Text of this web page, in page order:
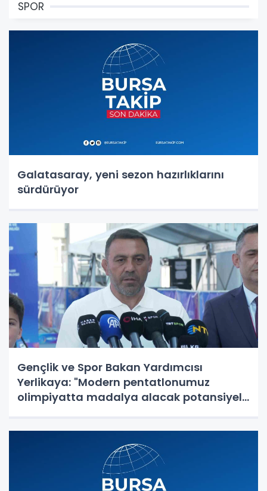
SPOR
Galatasaray, yeni sezon hazırlıklarını
sürdürüyor
Gençlik ve Spor Bakan Yardımcısı
Yerlikaya: "Modern pentatlonumuz
olimpiyatta madalya alacak potansiyele